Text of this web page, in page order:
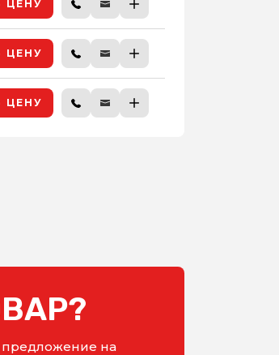
ЦЕНУ
ЦЕНУ
ЦЕНУ
предложение на